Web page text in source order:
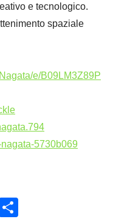
e tecnologico.
spaziale
e/B09LM3Z89P
5730b069